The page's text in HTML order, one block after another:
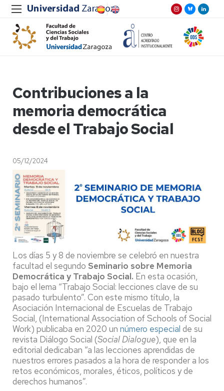
Contribuciones a la
memoria democrática
desde el Trabajo Social
05/12/2024
Los días 5 y 8 de noviembre se celebró en nuestra
facultad el segundo Seminario sobre Memoria
Democrática y Trabajo Social. En esta ocasión,
bajo el lema “Trabajo Social: lecciones clave de su
pasado turbulento”. Con este mismo título, la
Asociación Internacional de Escuelas de Trabajo
Social, (International Association of Schools of Social
Work) publicaba en 2020 un número especial de su
revista Diálogo Social (Social Dialogue), que en la
editorial dedicaban “a las lecciones aprendidas de
nuestros errores pasados a la hora de responder a los
retos económicos, morales, éticos, políticos y de
derechos humanos”.